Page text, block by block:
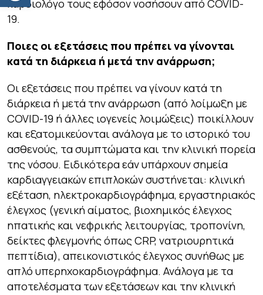
καρδιολόγο τους εφόσον νοσήσουν από COVID-
19.
Ποιες οι εξετάσεις που πρέπει να γίνονται
κατά τη διάρκεια ή μετά την ανάρρωση;
Οι εξετάσεις που πρέπει να γίνουν κατά τη
διάρκεια ή μετά την ανάρρωση (από λοίμωξη με
COVID-19 ή άλλες ιογενείς λοιμώξεις) ποικίλλουν
και εξατομικεύονται ανάλογα με το ιστορικό του
ασθενούς, τα συμπτώματα και την κλινική πορεία
της νόσου. Ειδικότερα εάν υπάρχουν σημεία
καρδιαγγειακών επιπλοκών συστήνεται: κλινική
εξέταση, ηλεκτροκαρδιογράφημα, εργαστηριακός
έλεγχος (γενική αίματος, βιοχημικός έλεγχος
ηπατικής και νεφρικής λειτουργίας, τροπονίνη,
δείκτες φλεγμονής όπως CRP, νατριουρητικά
πεπτίδια), απεικονιστικός έλεγχος συνήθως με
απλό υπερηχοκαρδιογράφημα. Ανάλογα με τα
αποτελέσματα των εξετάσεων και την κλινική